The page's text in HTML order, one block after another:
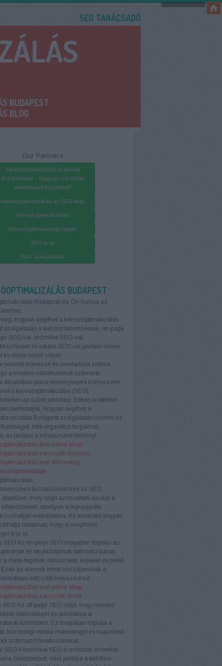
SEO TANÁCSADÓ
BUDAPEST
BLOG
Our Partners
Keresőoptimalizálás prémium
linképítéssel – Hogyan növelheti
weboldalad forgalmát?
Keresőoptimalizálás és SEO Árak
Kereső optimalizálás
Keresőoptimalizálás tippek
SEO árak
SEO szolgáltatás
BUDAPEST
Budapest: Az Ön Kulcsa az
hogyan segíthet a keresőoptimalizálás
szolgáltatás a kulcsszóelemzéssel, on-page
SEO-val, technikai SEO-val,
és lokális SEO-val javítani online
és elérni üzleti céljait.
jelenlét növelése és fenntartása kritikus
a modern vállalkozások számára.
dinamikus piaca versenyképes környezetet
a keresőoptimalizálás (SEO)
az üzleti sikerhez. Ebben a cikkben
bemutatjuk, hogyan segíthet a
Budapest szolgáltatás növelni az
több organikus forgalmat
és javítani a felhasználói élményt.
test online shop
karcsiroth medium
test onlineshop
A kulcsszóelemzés az SEO
alapköve, mely segít azonosítani azokat a
kifejezéseket, amelyek a legnagyobb
hozhatják weboldalára. Az elemzés alapján
tartalmait, hogy a megfelelő
érje el.
SEO Az on-page SEO magában foglalja az
és struktúrájának optimalizálását,
a meta-tageket, címsorokat, képeket és belső
Ezek az elemek mind hozzájárulnak a
való jobb helyezéshez.
test online shop
karcsiroth medi
SEO Az off-page SEO célja, hogy növelje
hitelességét és autoritását a
szemében. Ez magában foglalja a
közösségi média marketinget és más külső
származó hivatkozásokat.
SEO A technikai SEO a weboldal technikai
összpontosít, mint például a betöltési